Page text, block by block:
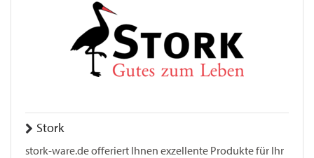
Stork
stork-ware.de offeriert Ihnen exzellente Produkte für Ihr